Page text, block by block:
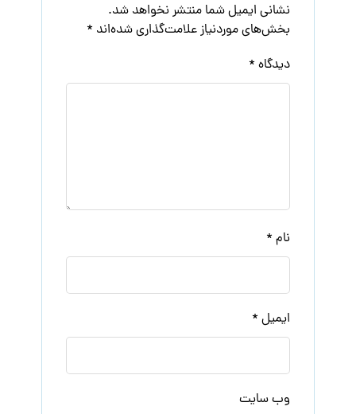
نشانی ایمیل شما منتشر نخواهد شد.
بخش‌های موردنیاز علامت‌گذاری شده‌اند *
دیدگاه *
نام *
ایمیل *
وب‌ سایت